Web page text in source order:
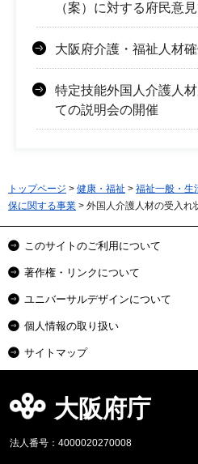
（案）に対する府民意
大阪府介護・福祉人材
特定技能外国人介護人
ての説明会の開催
トップページ > 健康・福祉 > 福祉一般・生
保に関する事業 > 外国人介護人材の受入れ
このサイトのご利用について
著作権・リンクについて
ユニバーサルデザインについて
個人情報の取り扱い
サイトマップ
大阪府庁
法人番号：4000020270008